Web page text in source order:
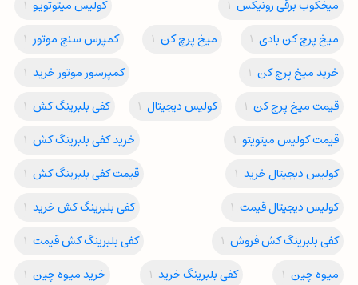
میخکوب برقی رونیکس 1 کولیس میتوتویو 1
میخ پرچ کن بادی 1 میخ پرچ کن 1 کمپرس سنج موتور 1
خرید میخ پرچ کن 1 کمپرسور موتور خرید 1
قیمت میخ پرچ کن 1 کولیس دیجیتال 1 کفی بلبرینگ کش 1
قیمت کولیس میتویتو 1 خرید کفی بلبرینگ کش 1
کولیس دیجیتال خرید 1 قیمت کفی بلبرینگ کش 1
کولیس دیجیتال قیمت 1 کفی بلبرینگ کش خرید 1
کفی بلبرینگ کش فروش 1 کفی بلبرینگ کش قیمت 1
میوه چین 1 کفی بلبرینگ خرید 1 خرید میوه چین 1